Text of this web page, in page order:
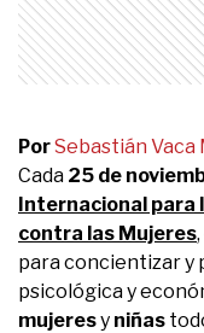
PorSebastián Vaca
Cada 25 de
Internacional para
contra las Mujeres
para concientizar y
psicológica y
mujeresy niñas